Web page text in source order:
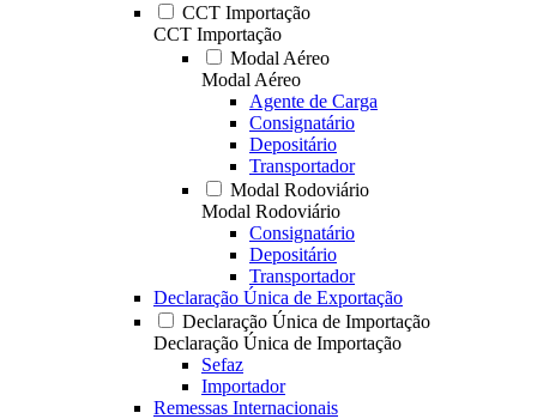
CCT Importação
CCT Importação
Modal Aéreo
Modal Aéreo
Agente de Carga
Consignatário
Depositário
Transportador
Modal Rodoviário
Modal Rodoviário
Consignatário
Depositário
Transportador
Declaração Única de Exportação
Declaração Única de Importação
Declaração Única de Importação
Sefaz
Importador
Remessas Internacionais